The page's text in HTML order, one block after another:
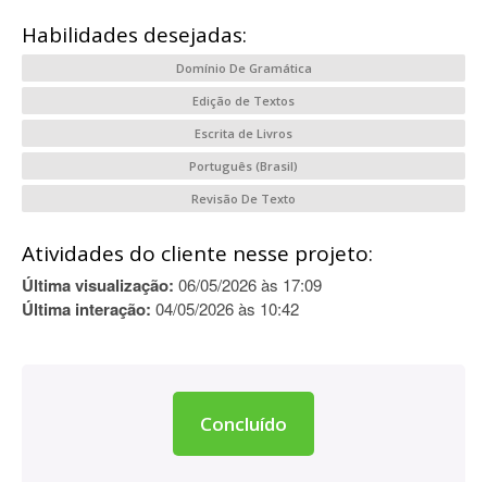
Habilidades desejadas:
Domínio De Gramática
Edição de Textos
Escrita de Livros
Português (Brasil)
Revisão De Texto
Atividades do cliente nesse projeto:
Última visualização: 06/05/2026 às 17:09
Última interação: 04/05/2026 às 10:42
Concluído